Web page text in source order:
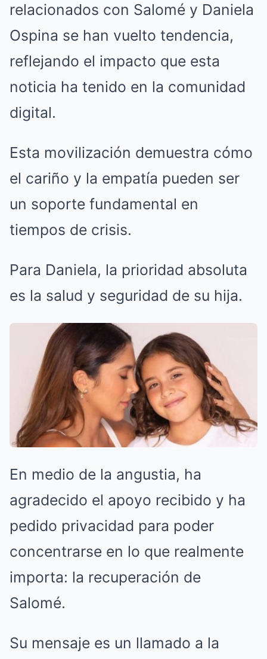
relacionados con Salomé y Daniela
Ospina se han vuelto tendencia,
reflejando el impacto que esta
noticia ha tenido en la comunidad
digital.
Esta movilización demuestra cómo
el cariño y la empatía pueden ser
un soporte fundamental en
tiempos de crisis.
Para Daniela, la prioridad absoluta
es la salud y seguridad de su hija.
En medio de la angustia, ha
agradecido el apoyo recibido y ha
pedido privacidad para poder
concentrarse en lo que realmente
importa: la recuperación de
Salomé.
Su mensaje es un llamado a la